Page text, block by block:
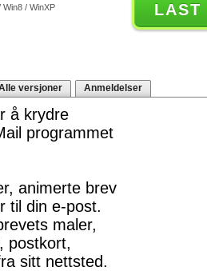
Win8 / WinXP LAST
versjoner Anmeldelser
å krydre
programmet
animerte brev
til din e-post.
maler,
postkort,
sitt nettsted.